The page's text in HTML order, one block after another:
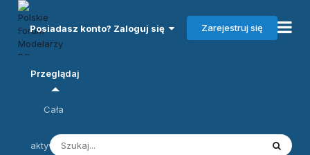
Posiadasz konto? Zaloguj się Zarejestruj się
Przeglądaj
Cała
aktywność